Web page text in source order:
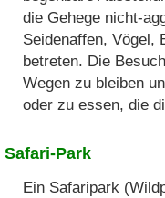
die Gehege nicht-
Seidenaffen, Vögel,
betreten. Die
Wegen zu bleiben
oder zu essen, die
Safari-Park
Ein Safaripark